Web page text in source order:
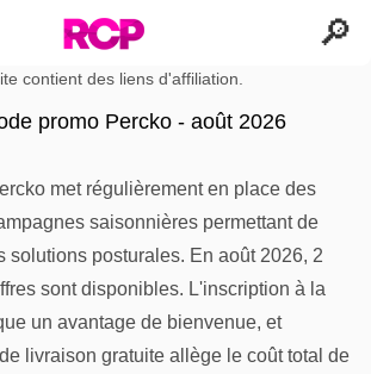
contient des liens d'affiliation.
promo Percko - août 2026
met régulièrement en place des
saisonnières permettant de
solutions posturales. En août 2026, 2
sont disponibles. L'inscription à la
un avantage de bienvenue, et
livraison gratuite allège le coût total de